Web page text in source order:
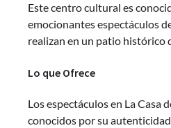
Este centro cultural es
emocionantes espectáculos
realizan en un patio histórico
Lo que Ofrece
Los espectáculos en La Casa
conocidos por su